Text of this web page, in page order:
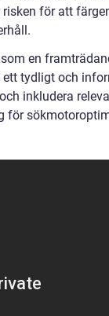
för att
en
ett tydligt och
inkludera
för